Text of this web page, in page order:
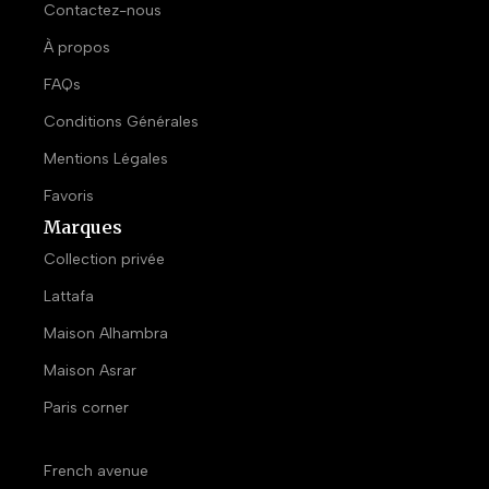
Contactez-nous
À propos
FAQs
Conditions Générales
Mentions Légales
Favoris
Marques
Collection privée
Lattafa
Maison Alhambra
Maison Asrar
Paris corner
French avenue